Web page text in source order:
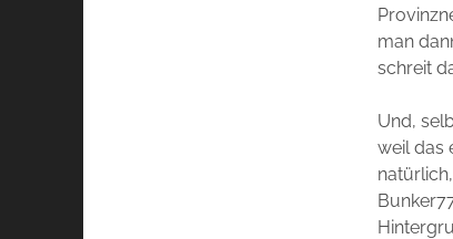
man
schreit
Und,
weil das